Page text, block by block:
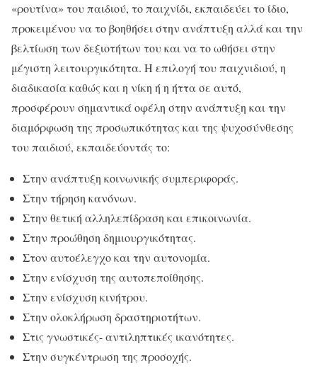
«ρουτίνα» του παιδιού, το παιχνίδι, εκπαιδεύει το ίδιο,
προκειμένου να το βοηθήσει στην ανάπτυξη αλλά και την
βελτίωση των δεξιοτήτων του και να το ωθήσει στην
μέγιστη λειτουργικότητα. Η επιλογή του παιχνιδιού, η
διαδικασία καθώς και η νίκη ή η ήττα σε αυτό,
προσφέρουν σημαντικά οφέλη στην ανάπτυξη και την
διαμόρφωση της προσωπικότητας και της ψυχοσύνθεσης
του παιδιού, εκπαιδεύοντάς το:
Στην ανάπτυξη κοινωνικής συμπεριφοράς.
Στην τήρηση κανόνων.
Στην θετική αλληλεπίδραση και επικοινωνία.
Στην προώθηση δημιουργικότητας.
Στον αυτοέλεγχο και την αυτονομία.
Στην ενίσχυση της αυτοπεποίθησης.
Στην ενίσχυση κινήτρου.
Στην ολοκλήρωση δραστηριοτήτων.
Στις γνωστικές- αντιληπτικές ικανότητες.
Στην συγκέντρωση της προσοχής.